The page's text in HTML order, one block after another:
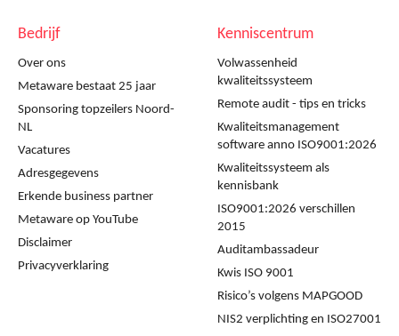
Bedrijf
Over ons
Metaware bestaat 25 jaar
Sponsoring topzeilers Noord-
NL
Vacatures
Adresgegevens
Erkende business partner
Metaware op YouTube
Disclaimer
Privacyverklaring
Kenniscentrum
Volwassenheid
kwaliteitssysteem
Remote audit - tips en tricks
Kwaliteitsmanagement
software anno ISO9001:2026
Kwaliteitssysteem als
kennisbank
ISO9001:2026 verschillen
2015
Auditambassadeur
Kwis ISO 9001
Risico’s volgens MAPGOOD
NIS2 verplichting en ISO27001